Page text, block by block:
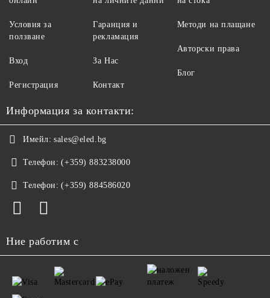
Условия за
ползване
Вход
Регистрация
Гаранция и
рекламация
За Нас
Контакт
Методи на плащане
Авторски права
Блог
Информация за контакти:
Имейл: sales@eled.bg
Телефон: (+359) 883238000
Телефон: (+359) 884586020
Ние работим с